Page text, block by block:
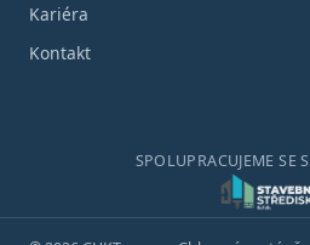
Kariéra
Kontakt
SPOLUPRACUJEME SE